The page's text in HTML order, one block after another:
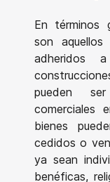
En términos
son
adheridos
pueden
comerciales
bienes
cedidos o
ya sean
benéficas,